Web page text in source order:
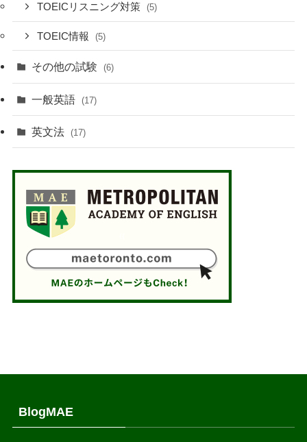
TOEICリスニング対策 (5)
TOEIC情報 (5)
その他の試験 (6)
一般英語 (17)
英文法 (17)
BlogMAE